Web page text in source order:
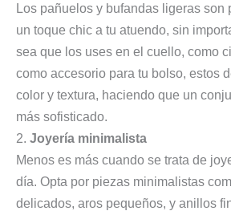
Los pañuelos y bufandas ligeras son
un toque chic a tu atuendo, sin
sea que los uses en el cuello, como
como accesorio para tu bolso, estos
color y textura, haciendo que un
más sofisticado.
2. Joyería minimalista
Menos es más cuando se trata de
día. Opta por piezas minimalistas
delicados, aros pequeños, y anillos